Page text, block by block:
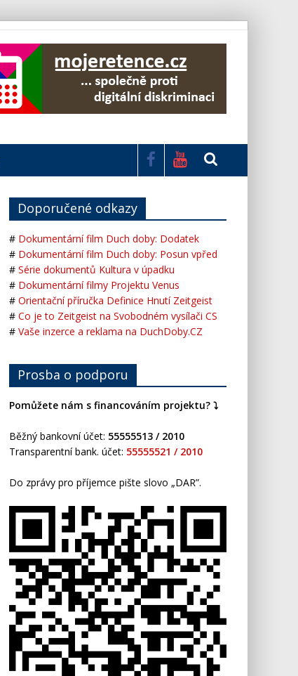
Doporučené odkazy
# Dokumentární film Duch doby: Dodatek
# Dokumentární film Duch doby: Posun vpřed
# Série dokumentů Kultura v úpadku
# Dokumentární filmy Projektu Venus
# Orientační příručka Definice Hnutí Zeitgeist
# Co je to Zeitgeist na Svobodném vysílači CS
# Vaše inzerce a reklama na DuchDoby.CZ
Prosba o podporu
Pomůžete nám s financováním projektu? ⤵️
Běžný bankovní účet: 55555513 / 2010
Transparentní bank. účet: 55555521 / 2010
Do zprávy pro příjemce pište slovo „DAR”.